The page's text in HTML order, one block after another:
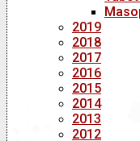
2019
2018
2017
2016
2015
2014
2013
2012